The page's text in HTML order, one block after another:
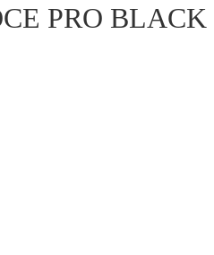
PRO BLACK